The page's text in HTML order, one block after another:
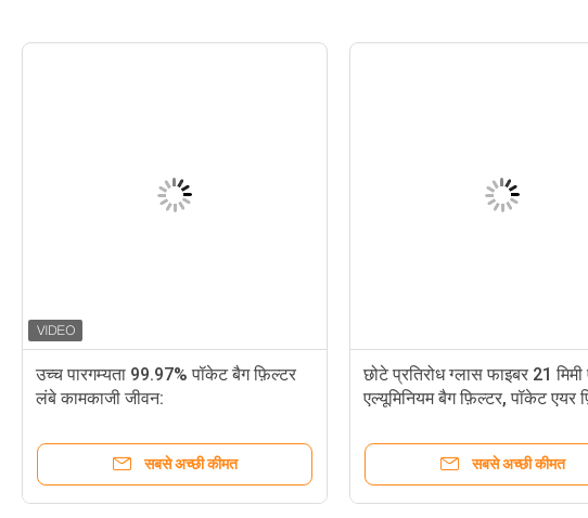
उच्च पारगम्यता 99.97% पॉकेट बैग फ़िल्टर
लंबे कामकाजी जीवन:
सबसे अच्छी कीमत
छोटे प्रतिरोध ग्लास फाइबर 21
एल्यूमिनियम बैग फ़िल्टर, पॉकेट एयर
सबसे अच्छी कीमत